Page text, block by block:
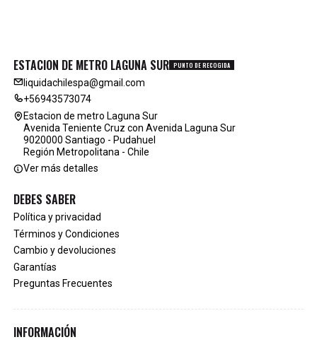
ESTACION DE METRO LAGUNA SUR PUNTO DE RECOGIDA
liquidachilespa@gmail.com
+56943573074
Estacion de metro Laguna Sur
Avenida Teniente Cruz con Avenida Laguna Sur
9020000 Santiago - Pudahuel
Región Metropolitana - Chile
Ver más detalles
DEBES SABER
Política y privacidad
Términos y Condiciones
Cambio y devoluciones
Garantías
Preguntas Frecuentes
INFORMACIÓN